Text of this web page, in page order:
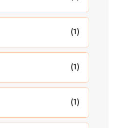
(1)
(1)
(1)